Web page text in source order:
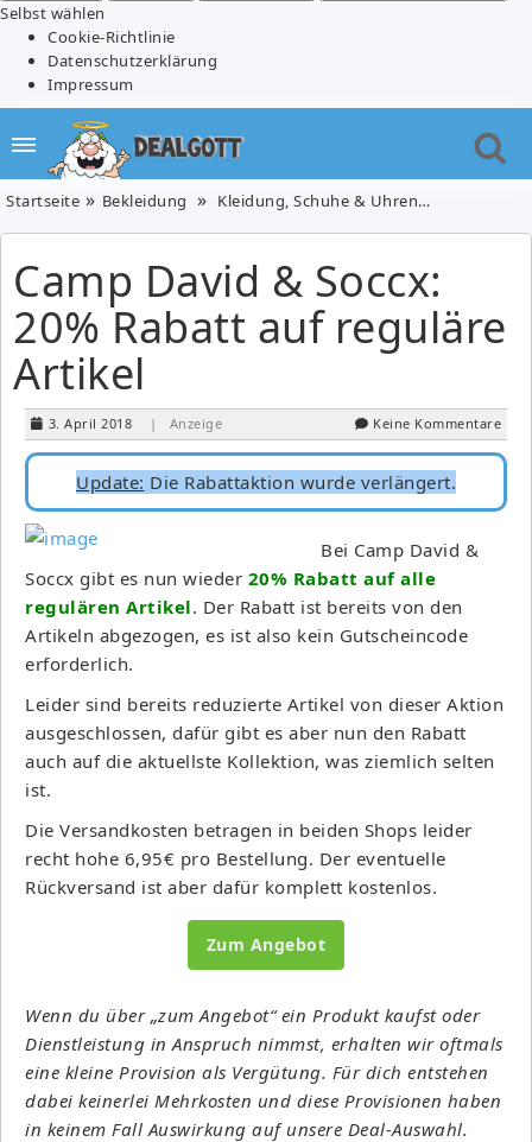
Selbst wählen
Cookie-Richtlinie
Datenschutzerklärung
Impressum
Startseite Bekleidung Kleidung, Schuhe & Uhren
Camp David & Soccx:
20% Rabatt auf reguläre
Artikel
3. April 2018 | Anzeige Keine Kommentare
Update: Die Rabattaktion wurde verlängert.
Bei Camp David &
Soccx gibt es nun wieder 20% Rabatt auf alle
regulären Artikel. Der Rabatt ist bereits von den
Artikeln abgezogen, es ist also kein Gutscheincode
erforderlich.
Leider sind bereits reduzierte Artikel von dieser Aktion
ausgeschlossen, dafür gibt es aber nun den Rabatt
auch auf die aktuellste Kollektion, was ziemlich selten
ist.
Die Versandkosten betragen in beiden Shops leider
recht hohe 6,95€ pro Bestellung. Der eventuelle
Rückversand ist aber dafür komplett kostenlos.
Zum Angebot
Wenn du über „zum Angebot“ ein Produkt kaufst oder
Dienstleistung in Anspruch nimmst, erhalten wir oftmals
eine kleine Provision als Vergütung. Für dich entstehen
dabei keinerlei Mehrkosten und diese Provisionen haben
in keinem Fall Auswirkung auf unsere Deal-Auswahl.